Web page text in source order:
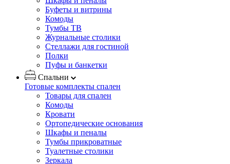
Буфеты и витрины
Комоды
Тумбы ТВ
Журнальные столики
Стеллажи для гостиной
Полки
Пуфы и банкетки
Спальни
Готовые комплекты спален
Товары для спален
Комоды
Кровати
Ортопедические основания
Шкафы и пеналы
Тумбы прикроватные
Туалетные столики
Зеркала